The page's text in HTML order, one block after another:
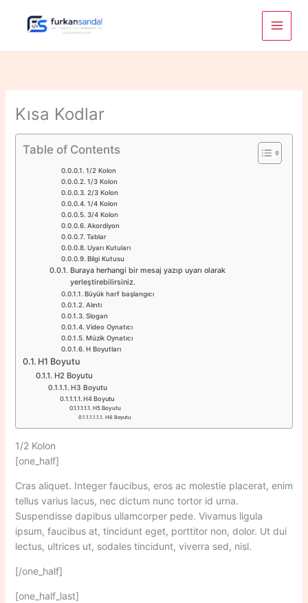
Kısa Kodlar
Table of Contents
1/2 Kolon
1/3 Kolon
2/3 Kolon
1/4 Kolon
3/4 Kolon
Akordiyon
Tablar
Uyarı Kutuları
Bilgi Kutusu
Buraya herhangi bir mesaj yazıp uyarı olarak
yerleştirebilirsiniz.
Büyük harf başlangıcı
Alıntı
Slogan
Video Oynatıcı
Müzik Oynatıcı
H Boyutları
H1 Boyutu
H2 Boyutu
H3 Boyutu
H4 Boyutu
H5 Boyutu
H6 Boyutu
1/2 Kolon
[one_half]
Cras aliquet. Integer faucibus, eros ac molestie placerat, enim
tellus varius lacus, nec dictum nunc tortor id urna.
Suspendisse dapibus ullamcorper pede. Vivamus ligula
ipsum, faucibus at, tincidunt eget, porttitor non, dolor. Ut dui
lectus, ultrices ut, sodales tincidunt, viverra sed, nisl.
[/one_half]
[one_half_last]